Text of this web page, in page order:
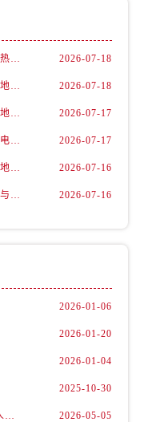
广西壮族自治区百色市右江区中山二路售后服务中心（需提前预约）
欧米茄中国官方售后服务中心｜服务热线及详细地址权威信息公告（2026年7月最新） 2026-07-18
欧米茄中国官方售后服务中心｜全部地址与售后电话权威信息声明（2026年7月最新） 2026-07-18
欧米茄中国官方售后服务中心｜最新地址及官方服务热线权威信息公告（2026年7月最新） 2026-07-17
欧米茄中国官方售后服务中心｜官方电话和维修地址权威信息公告（2026年7月最新） 2026-07-17
欧米茄中国官方售后服务中心｜网点地址和官方热线权威信息通知（2026年7月最新） 2026-07-16
欧米茄中国官方售后服务中心｜地址与24小时服务电话权威信息公告（2026年7月最新） 2026-07-16
2026-01-06
2026-01-20
2026-01-04
2025-10-30
3秒识破假欧米茄！这些细节90%的人都忽略了 2026-05-05